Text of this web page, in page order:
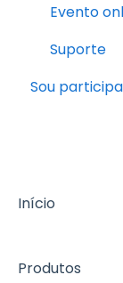
Evento
Suporte
Sou
Início
Produtos